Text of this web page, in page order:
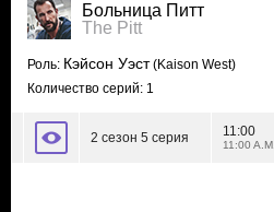
Больница Питт
The Pitt
Роль: Кэйсон Уэст(Kaison West)
Количество серий: 1
2 сезон 5 серия 11:00
11:00 A.M.